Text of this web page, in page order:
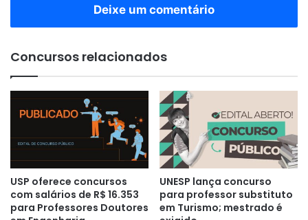
Deixe um comentário
Concursos relacionados
USP oferece concursos
com salários de R$ 16.353
para Professores Doutores
UNESP lança concurso
para professor substituto
em Turismo; mestrado é